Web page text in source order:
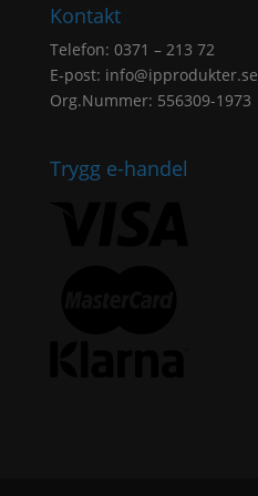
Kontakt
Telefon: 0371 – 213 72
E-post: info@ipprodukter.se
Org.Nummer: 556309-1973
Trygg e-handel